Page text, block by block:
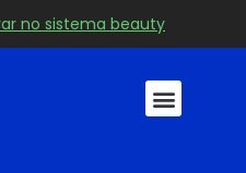
no sistema beauty